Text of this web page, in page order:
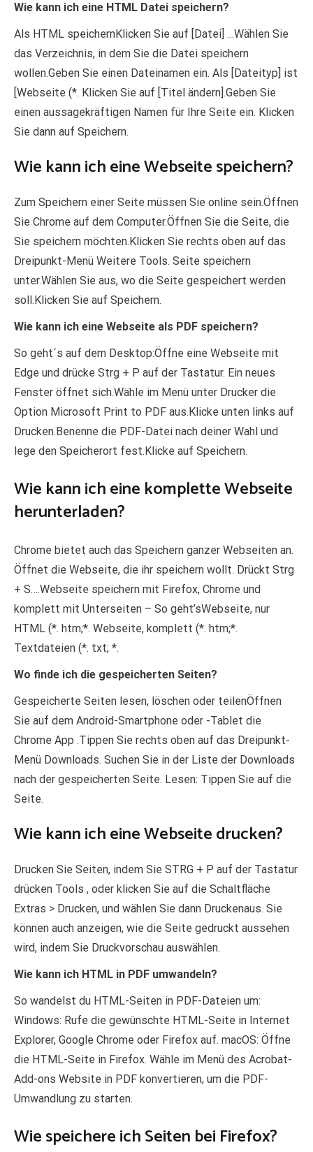
Wie kann ich eine HTML Datei speichern?
Als HTML speichernKlicken Sie auf [Datei] …Wählen Sie
das Verzeichnis, in dem Sie die Datei speichern
wollen.Geben Sie einen Dateinamen ein. Als [Dateityp] ist
[Webseite (*. Klicken Sie auf [Titel ändern].Geben Sie
einen aussagekräftigen Namen für Ihre Seite ein. Klicken
Sie dann auf Speichern.
Wie kann ich eine Webseite speichern?
Zum Speichern einer Seite müssen Sie online sein.Öffnen
Sie Chrome auf dem Computer.Öffnen Sie die Seite, die
Sie speichern möchten.Klicken Sie rechts oben auf das
Dreipunkt-Menü Weitere Tools. Seite speichern
unter.Wählen Sie aus, wo die Seite gespeichert werden
soll.Klicken Sie auf Speichern.
Wie kann ich eine Webseite als PDF speichern?
So geht´s auf dem Desktop:Öffne eine Webseite mit
Edge und drücke Strg + P auf der Tastatur. Ein neues
Fenster öffnet sich.Wähle im Menü unter Drucker die
Option Microsoft Print to PDF aus.Klicke unten links auf
Drucken.Benenne die PDF-Datei nach deiner Wahl und
lege den Speicherort fest.Klicke auf Speichern.
Wie kann ich eine komplette Webseite
herunterladen?
Chrome bietet auch das Speichern ganzer Webseiten an.
Öffnet die Webseite, die ihr speichern wollt. Drückt Strg
+ S….Webseite speichern mit Firefox, Chrome und
komplett mit Unterseiten – So geht’sWebseite, nur
HTML (*. htm;*. Webseite, komplett (*. htm;*.
Textdateien (*. txt; *.
Wo finde ich die gespeicherten Seiten?
Gespeicherte Seiten lesen, löschen oder teilenÖffnen
Sie auf dem Android-Smartphone oder -Tablet die
Chrome App .Tippen Sie rechts oben auf das Dreipunkt-
Menü Downloads. Suchen Sie in der Liste der Downloads
nach der gespeicherten Seite. Lesen: Tippen Sie auf die
Seite.
Wie kann ich eine Webseite drucken?
Drucken Sie Seiten, indem Sie STRG + P auf der Tastatur
drücken Tools , oder klicken Sie auf die Schaltfläche
Extras > Drucken, und wählen Sie dann Druckenaus. Sie
können auch anzeigen, wie die Seite gedruckt aussehen
wird, indem Sie Druckvorschau auswählen.
Wie kann ich HTML in PDF umwandeln?
So wandelst du HTML-Seiten in PDF-Dateien um:
Windows: Rufe die gewünschte HTML-Seite in Internet
Explorer, Google Chrome oder Firefox auf. macOS: Öffne
die HTML-Seite in Firefox. Wähle im Menü des Acrobat-
Add-ons Website in PDF konvertieren, um die PDF-
Umwandlung zu starten.
Wie speichere ich Seiten bei Firefox?